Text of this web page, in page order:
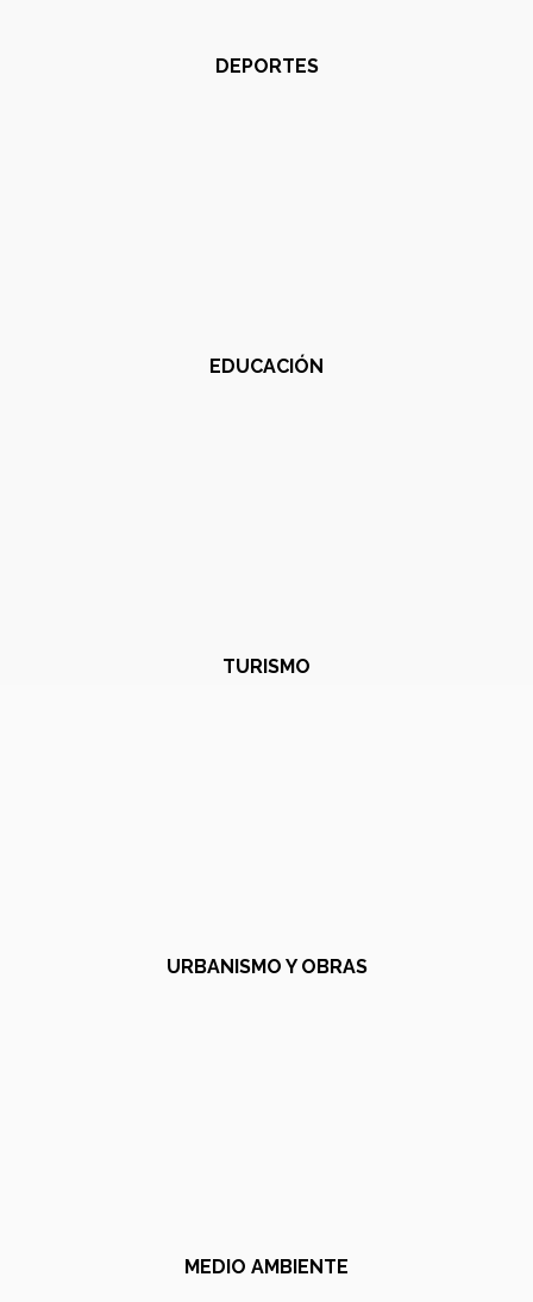
DEPORTES
EDUCACIÓN
TURISMO
URBANISMO Y OBRAS
MEDIO AMBIENTE